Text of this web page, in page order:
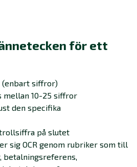
för ett
(enbart siffror)
mellan 10-25 siffror
den specifika
på slutet
sig OCR genom rubriker som till
betalningsreferens,